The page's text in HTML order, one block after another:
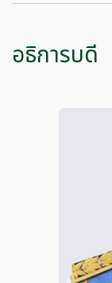
อธิการบดี